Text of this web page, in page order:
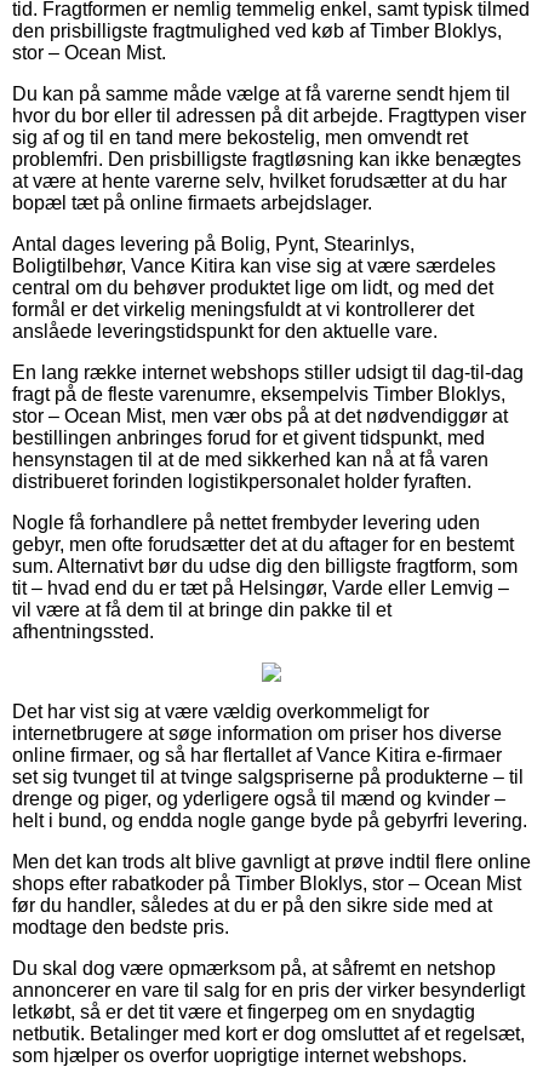
tid. Fragtformen er nemlig temmelig enkel, samt typisk tilmed
den prisbilligste fragtmulighed ved køb af Timber Bloklys,
stor – Ocean Mist.
Du kan på samme måde vælge at få varerne sendt hjem til
hvor du bor eller til adressen på dit arbejde. Fragttypen viser
sig af og til en tand mere bekostelig, men omvendt ret
problemfri. Den prisbilligste fragtløsning kan ikke benægtes
at være at hente varerne selv, hvilket forudsætter at du har
bopæl tæt på online firmaets arbejdslager.
Antal dages levering på Bolig, Pynt, Stearinlys,
Boligtilbehør, Vance Kitira kan vise sig at være særdeles
central om du behøver produktet lige om lidt, og med det
formål er det virkelig meningsfuldt at vi kontrollerer det
anslåede leveringstidspunkt for den aktuelle vare.
En lang række internet webshops stiller udsigt til dag-til-dag
fragt på de fleste varenumre, eksempelvis Timber Bloklys,
stor – Ocean Mist, men vær obs på at det nødvendiggør at
bestillingen anbringes forud for et givent tidspunkt, med
hensynstagen til at de med sikkerhed kan nå at få varen
distribueret forinden logistikpersonalet holder fyraften.
Nogle få forhandlere på nettet frembyder levering uden
gebyr, men ofte forudsætter det at du aftager for en bestemt
sum. Alternativt bør du udse dig den billigste fragtform, som
tit – hvad end du er tæt på Helsingør, Varde eller Lemvig –
vil være at få dem til at bringe din pakke til et
afhentningssted.
Det har vist sig at være vældig overkommeligt for
internetbrugere at søge information om priser hos diverse
online firmaer, og så har flertallet af Vance Kitira e-firmaer
set sig tvunget til at tvinge salgspriserne på produkterne – til
drenge og piger, og yderligere også til mænd og kvinder –
helt i bund, og endda nogle gange byde på gebyrfri levering.
Men det kan trods alt blive gavnligt at prøve indtil flere online
shops efter rabatkoder på Timber Bloklys, stor – Ocean Mist
før du handler, således at du er på den sikre side med at
modtage den bedste pris.
Du skal dog være opmærksom på, at såfremt en netshop
annoncerer en vare til salg for en pris der virker besynderligt
letkøbt, så er det tit være et fingerpeg om en snydagtig
netbutik. Betalinger med kort er dog omsluttet af et regelsæt,
som hjælper os overfor uoprigtige internet webshops.